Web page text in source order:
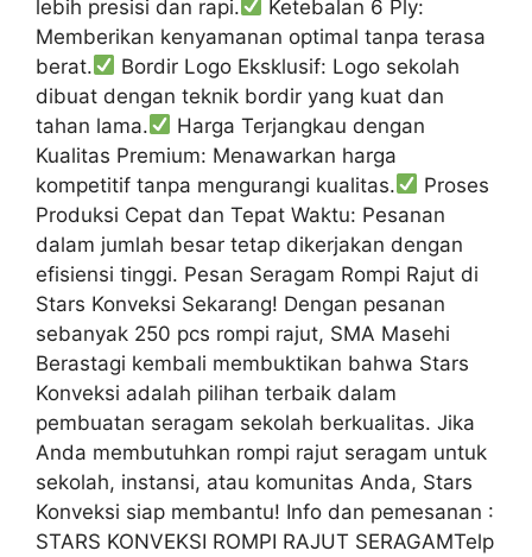
lebih presisi dan rapi.
Ketebalan 6 Ply:
Memberikan kenyamanan optimal tanpa terasa
berat.
Bordir Logo Eksklusif: Logo sekolah
dibuat dengan teknik bordir yang kuat dan
tahan lama.
Harga Terjangkau dengan
Kualitas Premium: Menawarkan harga
kompetitif tanpa mengurangi kualitas.
Proses
Produksi Cepat dan Tepat Waktu: Pesanan
dalam jumlah besar tetap dikerjakan dengan
efisiensi tinggi. Pesan Seragam Rompi Rajut di
Stars Konveksi Sekarang! Dengan pesanan
sebanyak 250 pcs rompi rajut, SMA Masehi
Berastagi kembali membuktikan bahwa Stars
Konveksi adalah pilihan terbaik dalam
pembuatan seragam sekolah berkualitas. Jika
Anda membutuhkan rompi rajut seragam untuk
sekolah, instansi, atau komunitas Anda, Stars
Konveksi siap membantu! Info dan pemesanan :
STARS KONVEKSI ROMPI RAJUT SERAGAMTelp